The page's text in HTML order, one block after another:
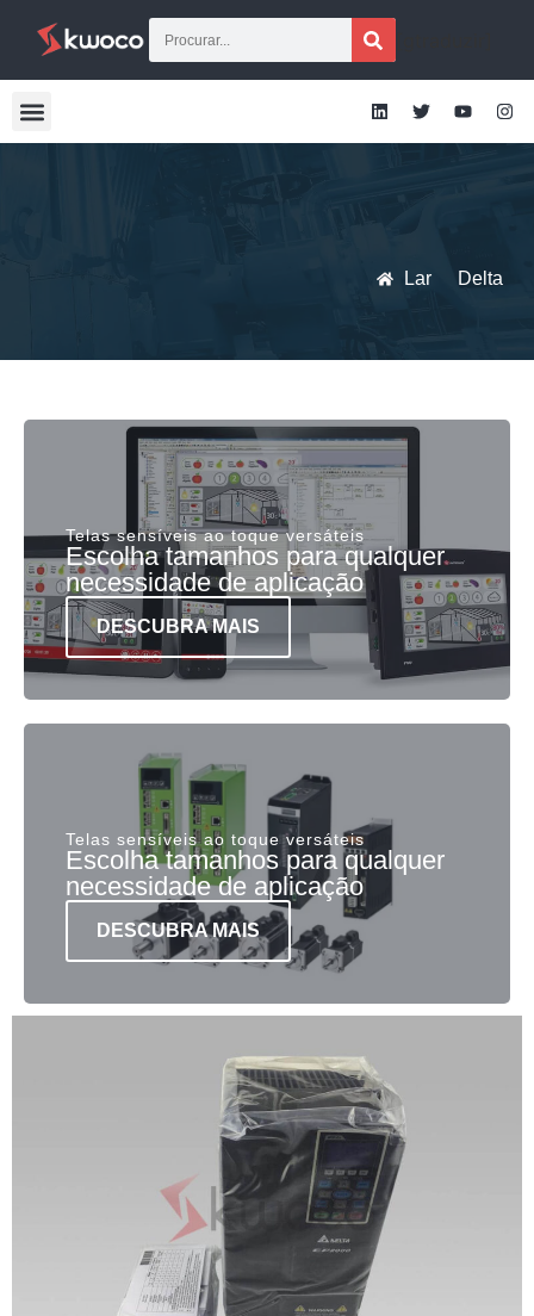
Lar Delta
Telas sensíveis ao toque versáteis
Escolha tamanhos para qualquer
necessidade de aplicação
DESCUBRA MAIS
Telas sensíveis ao toque versáteis
Escolha tamanhos para qualquer
necessidade de aplicação
DESCUBRA MAIS